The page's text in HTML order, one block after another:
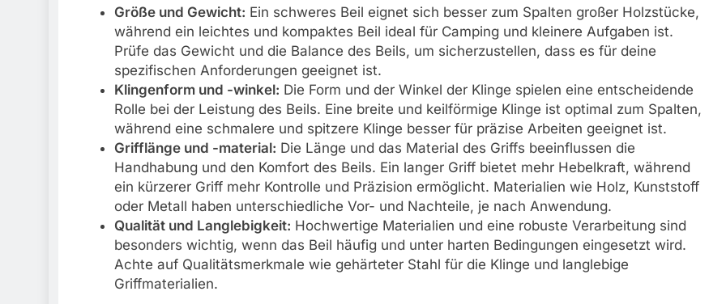
Größe und Gewicht: Ein schweres Beil eignet sich besser zum Spalten großer Holzstücke,
während ein leichtes und kompaktes Beil ideal für Camping und kleinere Aufgaben ist.
Prüfe das Gewicht und die Balance des Beils, um sicherzustellen, dass es für deine
spezifischen Anforderungen geeignet ist.
Klingenform und -winkel: Die Form und der Winkel der Klinge spielen eine entscheidende
Rolle bei der Leistung des Beils. Eine breite und keilförmige Klinge ist optimal zum Spalten,
während eine schmalere und spitzere Klinge besser für präzise Arbeiten geeignet ist.
Grifflänge und -material: Die Länge und das Material des Griffs beeinflussen die
Handhabung und den Komfort des Beils. Ein langer Griff bietet mehr Hebelkraft, während
ein kürzerer Griff mehr Kontrolle und Präzision ermöglicht. Materialien wie Holz, Kunststoff
oder Metall haben unterschiedliche Vor- und Nachteile, je nach Anwendung.
Qualität und Langlebigkeit: Hochwertige Materialien und eine robuste Verarbeitung sind
besonders wichtig, wenn das Beil häufig und unter harten Bedingungen eingesetzt wird.
Achte auf Qualitätsmerkmale wie gehärteter Stahl für die Klinge und langlebige
Griffmaterialien.